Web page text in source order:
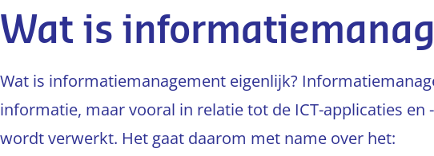
Wat is
Wat is informatiemanagement eigenlijk?
informatie, maar vooral in relatie tot de ICT-applicaties
wordt verwerkt. Het gaat daarom met name over het: